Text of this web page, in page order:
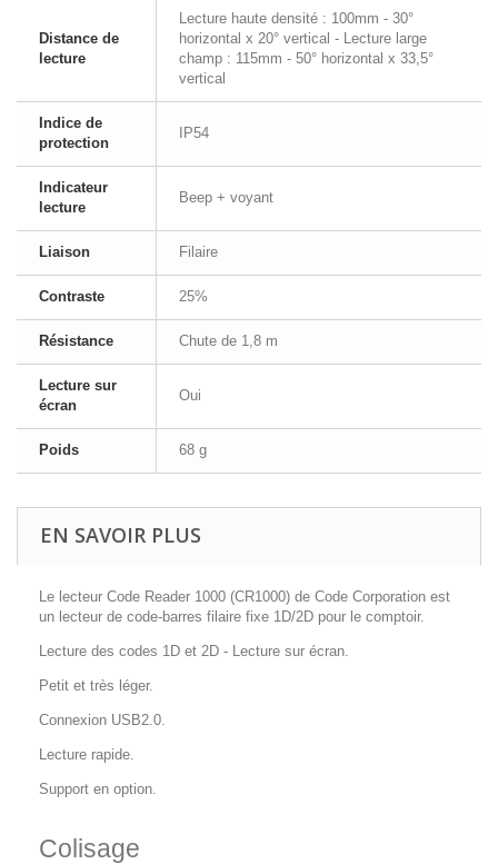
Distance de
lecture
Lecture haute densité : 100mm - 30°
horizontal x 20° vertical - Lecture large
champ : 115mm - 50° horizontal x 33,5°
vertical
Indice de
protection
IP54
Indicateur
lecture
Beep + voyant
Liaison Filaire
Contraste 25%
Résistance Chute de 1,8 m
Lecture sur
écran
Oui
Poids 68 g
EN SAVOIR PLUS
Le lecteur Code Reader 1000 (CR1000) de Code Corporation est
un lecteur de code-barres filaire fixe 1D/2D pour le comptoir.
Lecture des codes 1D et 2D - Lecture sur écran.
Petit et très léger.
Connexion USB2.0.
Lecture rapide.
Support en option.
Colisage